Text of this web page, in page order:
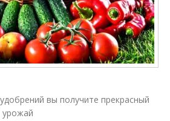
вы получите прекрасный
урожай